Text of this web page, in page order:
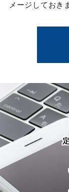
メージしておき